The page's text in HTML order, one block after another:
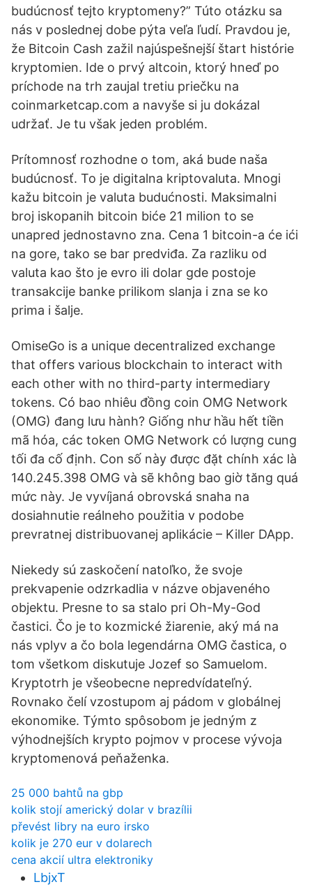
budúcnosť tejto kryptomeny?” Túto otázku sa
nás v poslednej dobe pýta veľa ľudí. Pravdou je,
že Bitcoin Cash zažil najúspešnejší štart histórie
kryptomien. Ide o prvý altcoin, ktorý hneď po
príchode na trh zaujal tretiu priečku na
coinmarketcap.com a navyše si ju dokázal
udržať. Je tu však jeden problém.
Prítomnosť rozhodne o tom, aká bude naša
budúcnosť. To je digitalna kriptovaluta. Mnogi
kažu bitcoin je valuta budućnosti. Maksimalni
broj iskopanih bitcoin biće 21 milion to se
unapred jednostavno zna. Cena 1 bitcoin-a će ići
na gore, tako se bar predviđa. Za razliku od
valuta kao što je evro ili dolar gde postoje
transakcije banke prilikom slanja i zna se ko
prima i šalje.
OmiseGo is a unique decentralized exchange
that offers various blockchain to interact with
each other with no third-party intermediary
tokens. Có bao nhiêu đồng coin OMG Network
(OMG) đang lưu hành? Giống như hầu hết tiền
mã hóa, các token OMG Network có lượng cung
tối đa cố định. Con số này được đặt chính xác là
140.245.398 OMG và sẽ không bao giờ tăng quá
mức này. Je vyvíjaná obrovská snaha na
dosiahnutie reálneho použitia v podobe
prevratnej distribuovanej aplikácie – Killer DApp.
Niekedy sú zaskočení natoľko, že svoje
prekvapenie odzrkadlia v názve objaveného
objektu. Presne to sa stalo pri Oh-My-God
častici. Čo je to kozmické žiarenie, aký má na
nás vplyv a čo bola legendárna OMG častica, o
tom všetkom diskutuje Jozef so Samuelom.
Kryptotrh je všeobecne nepredvídateľný.
Rovnako čelí vzostupom aj pádom v globálnej
ekonomike. Týmto spôsobom je jedným z
výhodnejších krypto pojmov v procese vývoja
kryptomenová peňaženka.
25 000 bahtů na gbp
kolik stojí americký dolar v brazílii
převést libry na euro irsko
kolik je 270 eur v dolarech
cena akcií ultra elektroniky
LbjxT